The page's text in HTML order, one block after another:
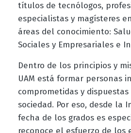
títulos de tecnólogos,
especialistas y magísteres
áreas del conocimiento:
Sociales y Empresariales e
Dentro de los principios y
UAM está formar personas
comprometidas y
sociedad. Por eso, desde la
fecha de los grados es
reconoce el esfuerzo de los